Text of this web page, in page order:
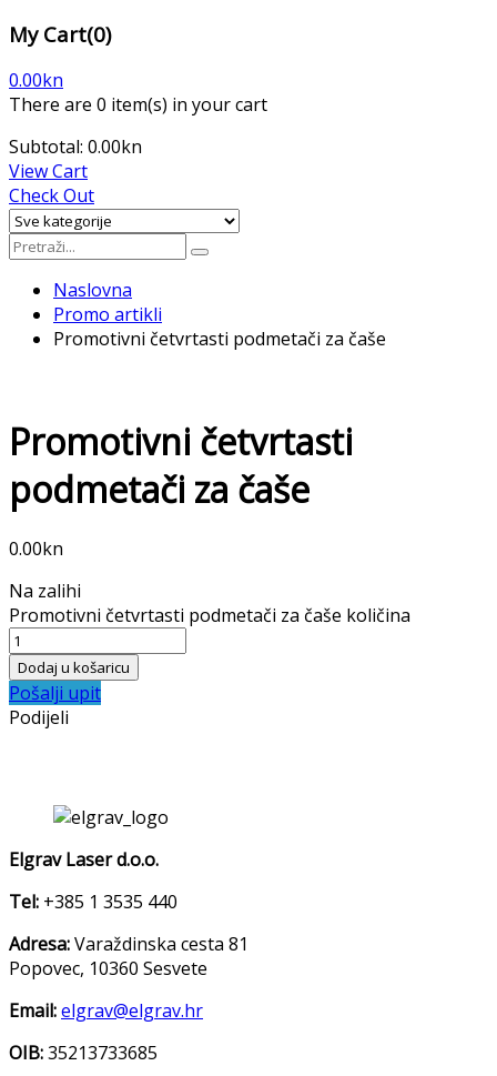
My Cart(0)
0.00kn
There are 0 item(s) in your cart
Subtotal: 0.00kn
View Cart
Check Out
Naslovna
Promo artikli
Promotivni četvrtasti podmetači za čaše
Promotivni četvrtasti
podmetači za čaše
0.00kn
Na zalihi
Promotivni četvrtasti podmetači za čaše količina
Dodaj u košaricu
Pošalji upit
Podijeli
Elgrav Laser d.o.o.
Tel: +385 1 3535 440
Adresa:Varaždinska cesta 81
Popovec, 10360 Sesvete
Email:elgrav@elgrav.hr
OIB:35213733685